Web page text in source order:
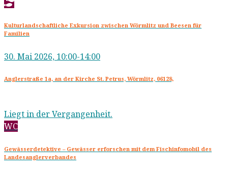
Kulturlandschaftliche Exkursion zwischen Wörmlitz und Beesen für
Familien
30. Mai 2026, 10:00-14:00
Anglerstraße 1a, an der Kirche St. Petrus, Wörmlitz, 06128,
Liegt in der Vergangenheit.
WC
Gewässerdetektive – Gewässer erforschen mit dem Fischinfomobil des
Landesanglerverbandes